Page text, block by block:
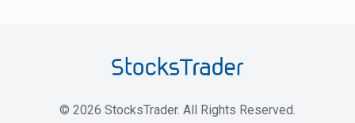
© 2026 StocksTrader. All Rights Reserved.